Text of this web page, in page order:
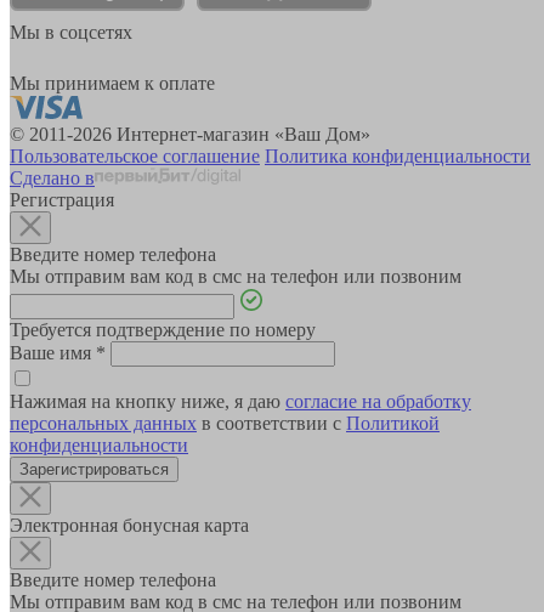
Мы в соцсетях
Мы принимаем к оплате
© 2011-2026 Интернет-магазин «Ваш Дом»
Пользовательское соглашение Политика конфиденциальности
Сделано в
Регистрация
Введите номер телефона
Мы отправим вам код в смс на телефон или позвоним
Требуется подтверждение по номеру
Ваше имя *
Нажимая на кнопку ниже, я даю согласие на обработку
персональных данных в соответствии с Политикой
конфиденциальности
Зарегистрироваться
Электронная бонусная карта
Введите номер телефона
Мы отправим вам код в смс на телефон или позвоним